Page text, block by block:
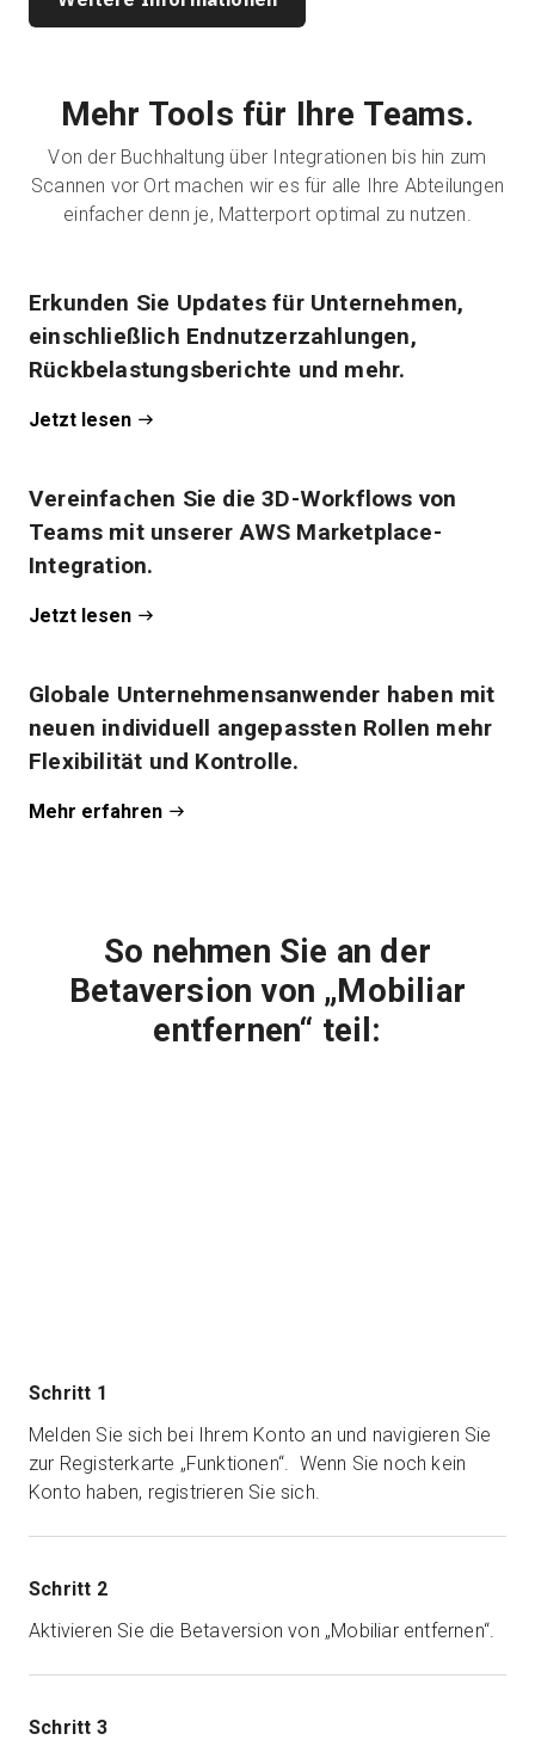
Mehr Tools für Ihre Teams.
Von der Buchhaltung über Integrationen bis hin zum
Scannen vor Ort machen wir es für alle Ihre Abteilungen
einfacher denn je, Matterport optimal zu nutzen.
Erkunden Sie Updates für Unternehmen,
einschließlich Endnutzerzahlungen,
Rückbelastungsberichte und mehr.
Jetzt lesen
Vereinfachen Sie die 3D-Workflows von
Teams mit unserer AWS Marketplace-
Integration.
Jetzt lesen
Globale Unternehmensanwender haben mit
neuen individuell angepassten Rollen mehr
Flexibilität und Kontrolle.
Mehr erfahren
So nehmen Sie an der
Betaversion von „Mobiliar
entfernen“ teil:
Schritt 1
Melden Sie sich bei Ihrem Konto an und navigieren Sie
zur Registerkarte „Funktionen“. Wenn Sie noch kein
Konto haben, registrieren Sie sich.
Schritt 2
Aktivieren Sie die Betaversion von „Mobiliar entfernen“.
Schritt 3